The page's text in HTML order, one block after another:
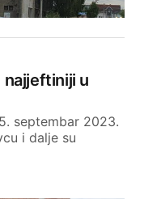
najjeftiniji u
septembar 2023.
i dalje su